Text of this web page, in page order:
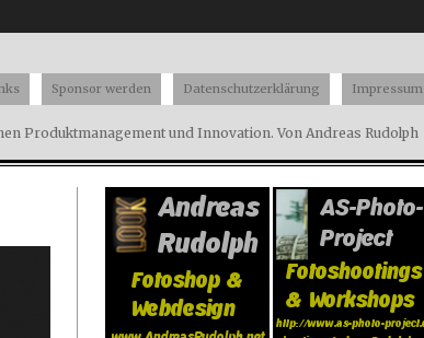
Produktmanagement und Innovation. Von Andreas Rudolph
Sponsor werden Datenschutzerklärung Impressum